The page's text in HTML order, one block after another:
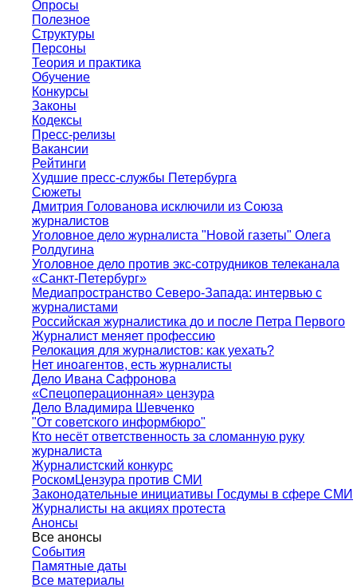
Опросы
Полезное
Структуры
Персоны
Теория и практика
Обучение
Конкурсы
Законы
Кодексы
Пресс-релизы
Вакансии
Рейтинги
Худшие пресс-службы Петербурга
Сюжеты
Дмитрия Голованова исключили из Союза
журналистов
Уголовное дело журналиста "Новой газеты" Олега
Ролдугина
Уголовное дело против экс-сотрудников телеканала
«Санкт-Петербург»
Медиапространство Северо-Запада: интервью с
журналистами
Российская журналистика до и после Петра Первого
Журналист меняет профессию
Релокация для журналистов: как уехать?
Нет иноагентов, есть журналисты
Дело Ивана Сафронова
«Спецоперационная» цензура
Дело Владимира Шевченко
"От советского информбюро"
Кто несёт ответственность за сломанную руку
журналиста
Журналистский конкурс
РоскомЦензура против СМИ
Законодательные инициативы Госдумы в сфере СМИ
Журналисты на акциях протеста
Анонсы
Все анонсы
События
Памятные даты
Все материалы